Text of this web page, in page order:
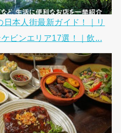
日本人街最新ガイド！｜リ
ビンエリア17選！｜飲...